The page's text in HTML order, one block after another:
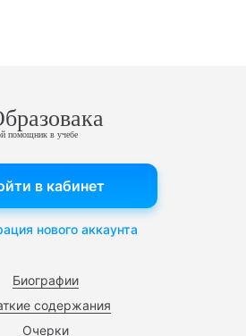
помощник в учебе
Биографии
содержания
Очерки
в кабинет
нового аккаунта